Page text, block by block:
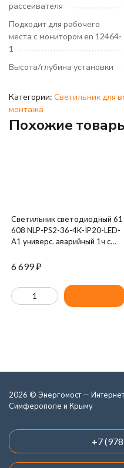
рассеивателя
Подходит для рабочего
места с монитором en 12464-
1
Высота/глубина установки
Категории: Светильник для
монтажа
Похожие
Светильник светодиодный 61
608 NLP-PS2-36-4K-IP20-LED-
A1 универс. аварийный 1ч с
6 699₽
2026 © Энергомост —
Симферополе и Крыму
+7